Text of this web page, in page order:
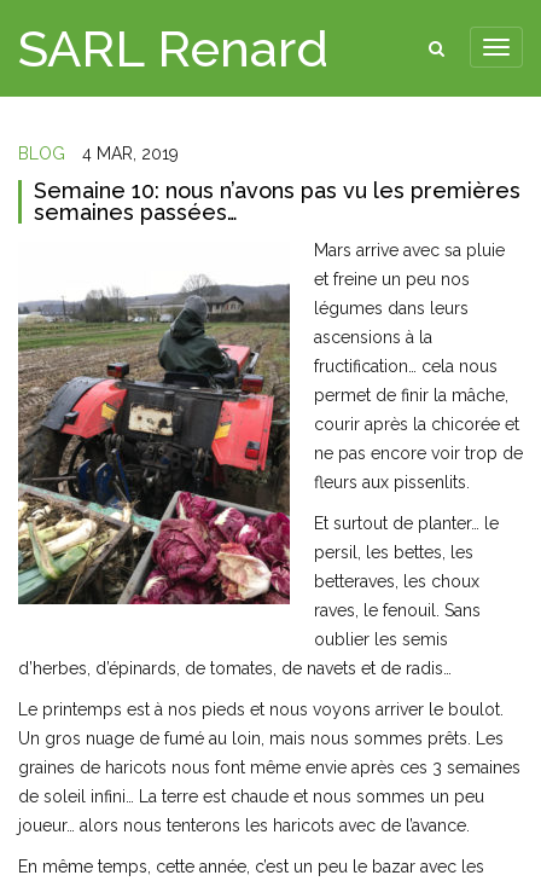
SARL Renard
BLOG 4 MAR, 2019
Semaine 10: nous n’avons pas vu les premières
semaines passées…
Mars arrive avec sa pluie
et freine un peu nos
légumes dans leurs
ascensions à la
fructification… cela nous
permet de finir la mâche,
courir après la chicorée et
ne pas encore voir trop de
fleurs aux pissenlits.
Et surtout de planter… le
persil, les bettes, les
betteraves, les choux
raves, le fenouil. Sans
oublier les semis
d’herbes, d’épinards, de tomates, de navets et de radis…
Le printemps est à nos pieds et nous voyons arriver le boulot.
Un gros nuage de fumé au loin, mais nous sommes prêts. Les
graines de haricots nous font même envie après ces 3 semaines
de soleil infini… La terre est chaude et nous sommes un peu
joueur… alors nous tenterons les haricots avec de l’avance.
En même temps, cette année, c’est un peu le bazar avec les